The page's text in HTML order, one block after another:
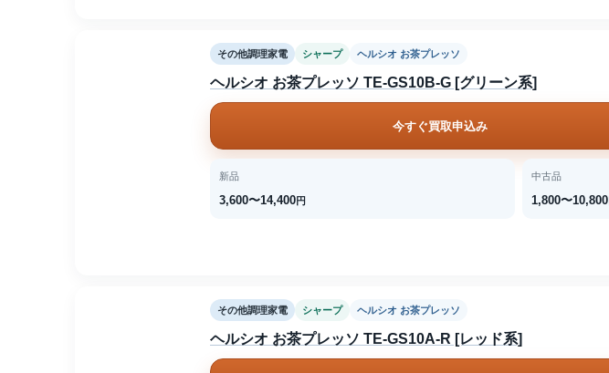
その他調理家電 シャープ ヘルシオ お茶プレッソ
ヘルシオ お茶プレッソ TE-GS10B-G [グリーン系]
今すぐ買取申込み
新品
3,600〜14,400円
中古品
1,800〜10,800
その他調理家電 シャープ ヘルシオ お茶プレッソ
ヘルシオ お茶プレッソ TE-GS10A-R [レッド系]